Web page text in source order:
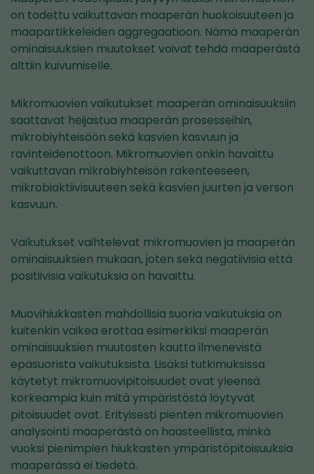
on todettu vaikuttavan maaperän huokoisuuteen ja
maapartikkeleiden aggregaatioon. Nämä maaperän
ominaisuuksien muutokset voivat tehdä maaperästä
alttiin kuivumiselle.
Mikromuovien vaikutukset maaperän ominaisuuksiin
saattavat heijastua maaperän prosesseihin,
mikrobiyhteisöön sekä kasvien kasvuun ja
ravinteidenottoon. Mikromuovien onkin havaittu
vaikuttavan mikrobiyhteisön rakenteeseen,
mikrobiaktiivisuuteen sekä kasvien juurten ja verson
kasvuun.
Vaikutukset vaihtelevat mikromuovien ja maaperän
ominaisuuksien mukaan, joten sekä negatiivisia että
positiivisia vaikutuksia on havaittu.
Muovihiukkasten mahdollisia suoria vaikutuksia on
kuitenkin vaikea erottaa esimerkiksi maaperän
ominaisuuksien muutosten kautta ilmenevistä
epäsuorista vaikutuksista. Lisäksi tutkimuksissa
käytetyt mikromuovipitoisuudet ovat yleensä
korkeampia kuin mitä ympäristöstä löytyvät
pitoisuudet ovat. Erityisesti pienten mikromuovien
analysointi maaperästä on haasteellista, minkä
vuoksi pienimpien hiukkasten ympäristöpitoisuuksia
maaperässä ei tiedetä.